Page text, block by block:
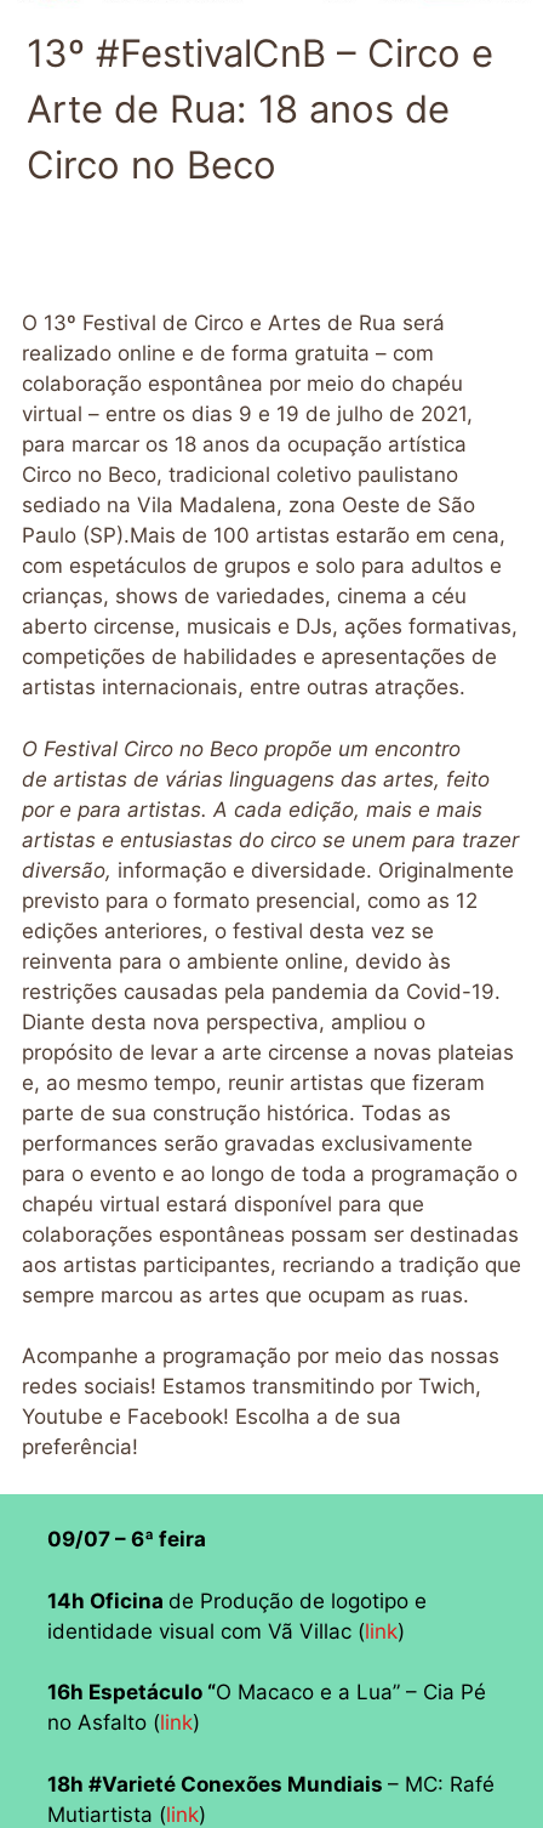
13º #FestivalCnB – Circo e
Arte de Rua: 18 anos de
Circo no Beco
O 13º Festival de Circo e Artes de Rua será
realizado online e de forma gratuita – com
colaboração espontânea por meio do chapéu
virtual – entre os dias 9 e 19 de julho de 2021,
para marcar os 18 anos da ocupação artística
Circo no Beco, tradicional coletivo paulistano
sediado na Vila Madalena, zona Oeste de São
Paulo (SP).Mais de 100 artistas estarão em cena,
com espetáculos de grupos e solo para adultos e
crianças, shows de variedades, cinema a céu
aberto circense, musicais e DJs, ações formativas,
competições de habilidades e apresentações de
artistas internacionais, entre outras atrações.
O Festival Circo no Beco propõe um encontro
de artistas de várias linguagens das artes, feito
por e para artistas. A cada edição, mais e mais
artistas e entusiastas do circo se unem para trazer
diversão, informação e diversidade. Originalmente
previsto para o formato presencial, como as 12
edições anteriores, o festival desta vez se
reinventa para o ambiente online, devido às
restrições causadas pela pandemia da Covid-19.
Diante desta nova perspectiva, ampliou o
propósito de levar a arte circense a novas plateias
e, ao mesmo tempo, reunir artistas que fizeram
parte de sua construção histórica. Todas as
performances serão gravadas exclusivamente
para o evento e ao longo de toda a programação o
chapéu virtual estará disponível para que
colaborações espontâneas possam ser destinadas
aos artistas participantes, recriando a tradição que
sempre marcou as artes que ocupam as ruas.
Acompanhe a programação por meio das nossas
redes sociais! Estamos transmitindo por Twich,
Youtube e Facebook! Escolha a de sua
preferência!
09/07 – 6ª feira
14h Oficina de Produção de logotipo e
identidade visual com Vã Villac (link)
16h Espetáculo “O Macaco e a Lua” – Cia Pé
no Asfalto (link)
18h #Varieté Conexões Mundiais – MC: Rafé
Mutiartista (link)